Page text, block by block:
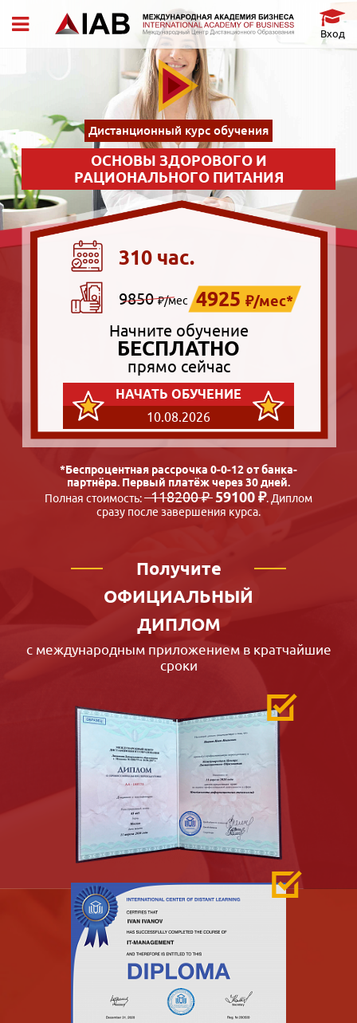
Вход
Дистанционный курс обучения
ОСНОВЫ ЗДОРОВОГО И
РАЦИОНАЛЬНОГО ПИТАНИЯ
310 час.
9850₽/мес 4925 ₽/мес*
Начните обучение
БЕСПЛАТНО
прямо сейчас
НАЧАТЬ ОБУЧЕНИЕ
10.08.2026
*Беспроцентная рассрочка 0-0-12 от банка-
партнёра. Первый платёж через 30 дней.
Полная стоимость:118200 ₽ 59100 ₽. Диплом
сразу после завершения курса.
Получите
ОФИЦИАЛЬНЫЙ
ДИПЛОМ
с международным приложением в кратчайшие
сроки